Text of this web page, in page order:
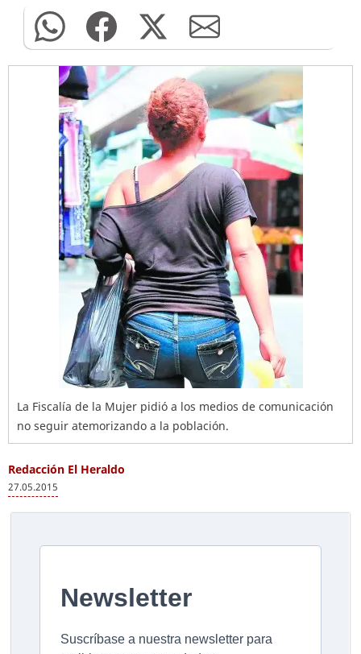
La Fiscalía de la Mujer pidió a los medios de comunicación
no seguir atemorizando a la población.
Redacción El Heraldo
27.05.2015